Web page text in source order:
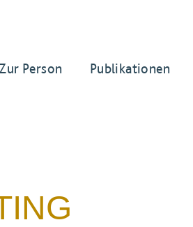
Zur Person
Publikationen